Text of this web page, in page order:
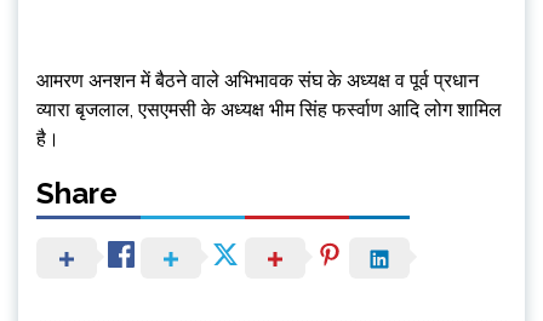
आमरण अनशन में बैठने वाले अभिभावक संघ के अध्यक्ष व पूर्व प्रधान
व्यारा बृजलाल, एसएमसी के अध्यक्ष भीम सिंह फर्स्वाण आदि लोग शामिल
है।
Share